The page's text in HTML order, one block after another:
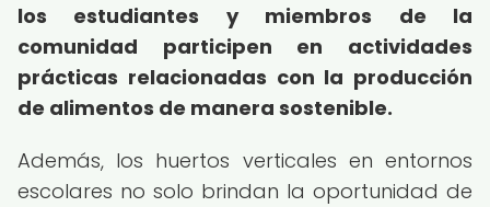
los estudiantes y miembros de la
comunidad participen en actividades
prácticas relacionadas con la producción
de alimentos de manera sostenible.
Además, los huertos verticales en entornos
escolares no solo brindan la oportunidad de